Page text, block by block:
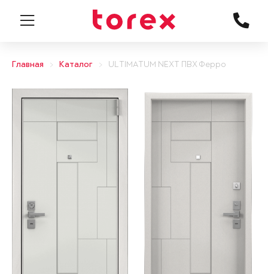
Главная Каталог ULTIMATUM NEXT ПВХ Ферро